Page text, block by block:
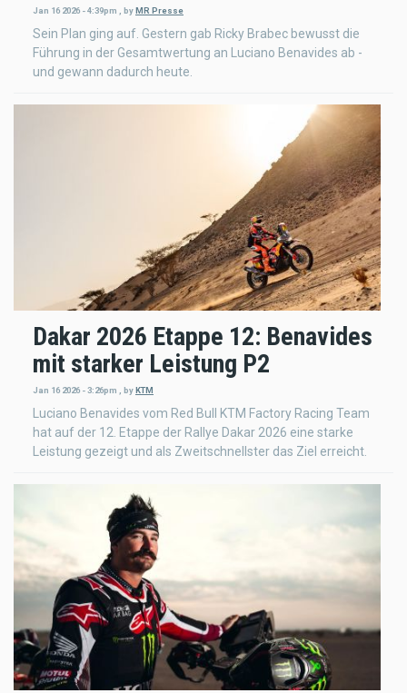
Jan 16 2026 - 4:39pm byMR Presse
Sein Plan ging auf. Gestern gab Ricky Brabec bewusst die
Führung in der Gesamtwertung an Luciano Benavides ab -
und gewann dadurch heute.
Dakar 2026 Etappe 12: Benavides
mit starker Leistung P2
Jan 16 2026 - 3:26pm byKTM
Luciano Benavides vom Red Bull KTM Factory Racing Team
hat auf der 12. Etappe der Rallye Dakar 2026 eine starke
Leistung gezeigt und als Zweitschnellster das Ziel erreicht.